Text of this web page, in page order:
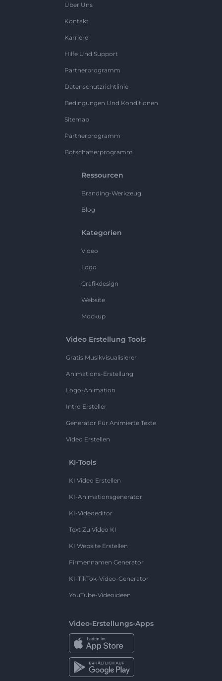
Über Uns
Kontakt
Karriere
Hilfe Und Support
Partnerprogramm
Datenschutzrichtlinie
Bedingungen Und Konditionen
Sitemap
Partnerprogramm
Botschafterprogramm
Ressourcen
Branding-Werkzeug
Blog
Kategorien
Video
Logo
Grafikdesign
Website
Mockup
Video Erstellung Tools
Gratis Musikvisualisierer
Animations-Erstellung
Logo-Animation
Intro Ersteller
Generator Für Animierte Texte
Video Erstellen
KI-Tools
KI Video Erstellen
KI-Animationsgenerator
KI-Videoeditor
Text Zu Video KI
KI Website Erstellen
Firmennamen Generator
KI-TikTok-Video-Generator
YouTube-Videoideen
Video-Erstellungs-Apps